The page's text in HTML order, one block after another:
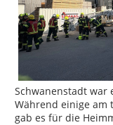
Schwanenstadt war
Während einige
gab es für die